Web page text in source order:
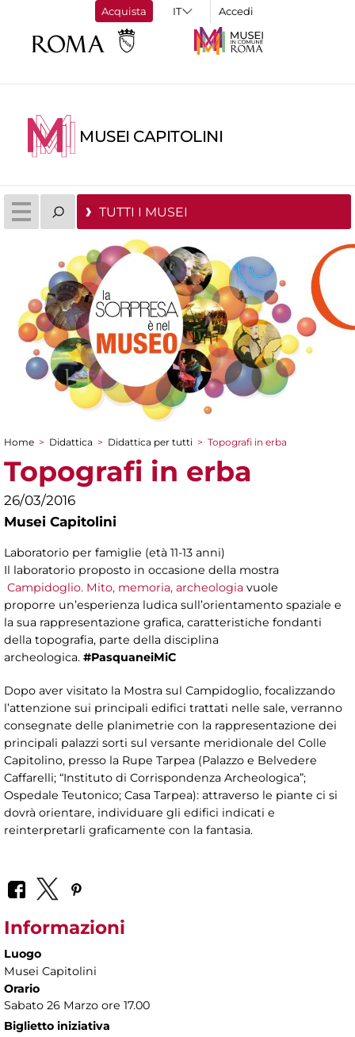
Acquista Accedi
MUSEI CAPITOLINI
TUTTI I MUSEI
Tu sei qui
Home > Didattica > Didattica per tutti > Topografi in erba
Topografi in erba
26/03/2016
Musei Capitolini
Laboratorio per famiglie (età 11-13 anni)
Il laboratorio proposto in occasione della mostra
Campidoglio. Mito, memoria, archeologia vuole
proporre un’esperienza ludica sull’orientamento spaziale e
la sua rappresentazione grafica, caratteristiche fondanti
della topografia, parte della disciplina
archeologica. #PasquaneiMiC
Dopo aver visitato la Mostra sul Campidoglio, focalizzando
l’attenzione sui principali edifici trattati nelle sale, verranno
consegnate delle planimetrie con la rappresentazione dei
principali palazzi sorti sul versante meridionale del Colle
Capitolino, presso la Rupe Tarpea (Palazzo e Belvedere
Caffarelli; “Instituto di Corrispondenza Archeologica”;
Ospedale Teutonico; Casa Tarpea): attraverso le piante ci si
dovrà orientare, individuare gli edifici indicati e
reinterpretarli graficamente con la fantasia.
Informazioni
Luogo
Musei Capitolini
Orario
Sabato 26 Marzo ore 17.00
Biglietto iniziativa